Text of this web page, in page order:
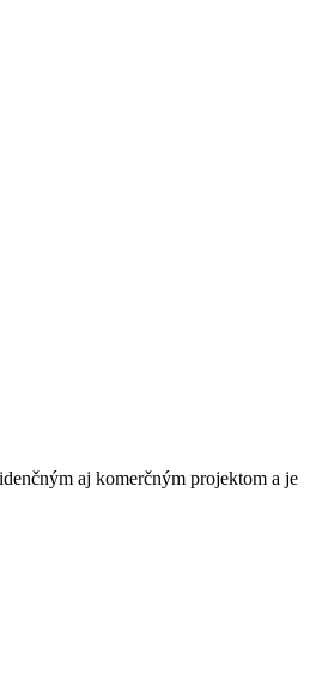
aj komerčným projektom a je